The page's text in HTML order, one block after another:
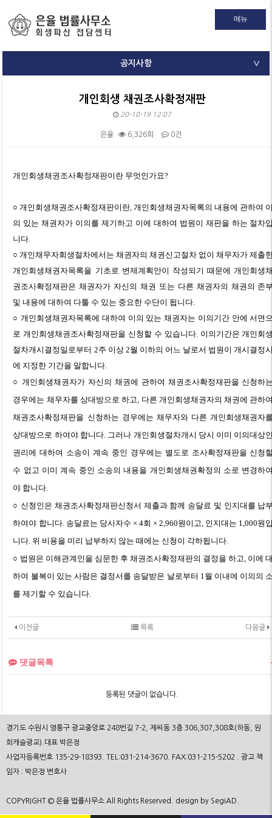
메뉴
공지사항 ∨
개인회생 채권조사확정재판
20-10-19 12:07
은율 6,326회 0건
개인회생채권조사확정재판이란 무엇인가요?
○ 개인회생채권조사확정재판이란, 개인회생채권자목록의 내용에 관하여
의 있는 채권자가 이의를 제기하고 이에 대하여 법원이 재판을 하는 절차
니다.
○ 개인채무자회생절차에서는 채권자의 채권신고절차 없이 채무자가 제출
개인회생채권자목록을 기초로 변제계획안이 작성되기 때문에 개인회생
권조사확정재판은 채권자가 자신의 채권 또는 다른 채권자의 채권의 존
및 내용에 대하여 다툴 수 있는 중요한 수단이 됩니다.
○ 개인회생채권자목록에 대하여 이의 있는 채권자는 이의기간 안에 서면
로 개인회생채권조사확정재판을 신청할 수 있습니다. 이의기간은 개인회
절차개시결정일로부터 2주 이상 2월 이하의 어느 날로서 법원이 개시결정
에 지정한 기간을 말합니다.
○ 개인회생채권자가 자신의 채권에 관하여 채권조사확정재판을 신청하
경우에는 채무자를 상대방으로 하고, 다른 개인회생채권자의 채권에 관하
채권조사확정재판을 신청하는 경우에는 채무자와 다른 개인회생채권자
상대방으로 하여야 합니다. 그러나 개인회생절차개시 당시 이미 이의대상
권리에 대하여 소송이 계속 중인 경우에는 별도로 조사확정재판을 신청
수 없고 이미 계속 중인 소송의 내용을 개인회생채권확정의 소로 변경하
야 합니다.
○ 신청인은 채권조사확정재판신청서 제출과 함께 송달료 및 인지대를 납
하여야 합니다. 송달료는 당사자수 × 4회 × 2,960원이고, 인지대는 1,000원
니다. 위 비용을 미리 납부하지 않는 때에는 신청이 각하됩니다.
○ 법원은 이해관계인을 심문한 후 채권조사확정재판의 결정을 하고, 이에
하여 불복이 있는 사람은 결정서를 송달받은 날로부터 1월 이내에 이의의
를 제기할 수 있습니다.
이전글 다음글
목록
댓글목록
등록된 댓글이 없습니다.
경기도 수원시 영통구 광교중앙로 248번길 7-2, 제씨동 3층 306,307,308호(하동, 원
희캐슬광교).대표 박은정
사업자등록번호 135-29-18393. TEL:031-214-3670. FAX:031-215-5202 . 광고 책
임자 : 박은정 변호사
COPYRIGHT © 은율 법률사무소 All Rights Reserved. design by SegiAD.